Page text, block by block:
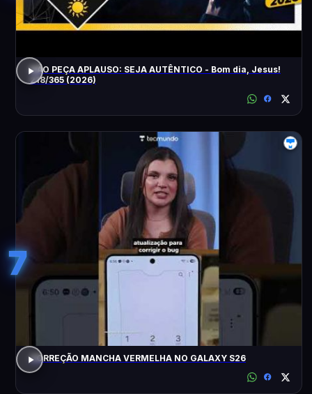
NÃO PEÇA APLAUSO: SEJA AUTÊNTICO - Bom dia, Jesus!
218/365 (2026)
7
CORREÇÃO MANCHA VERMELHA NO GALAXY S26